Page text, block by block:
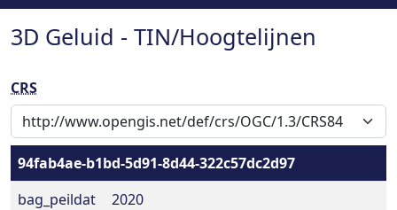
3D Geluid - TIN/Hoogtelijnen
CRS
94fab4ae-b1bd-5d91-8d44-322c57dc2d97
bag_peildat
2020